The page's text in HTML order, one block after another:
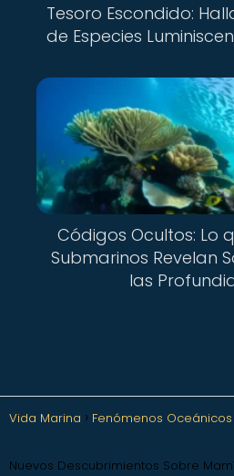
Tesoro Escondido:
de Especies
Códigos Ocultos: Lo
Submarinos Revelan
las
Vida Marina Fenómenos Oceánicos
Nuevos Descubrimientos Sobre